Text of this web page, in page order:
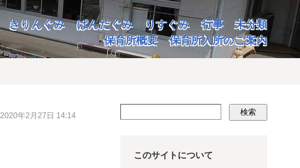
きりんぐみ ぱんだぐみ りすぐみ 行事
未分類
保育所概要
保育所入所のご案内
2020年2月27日 14:14 検索
このサイトについて